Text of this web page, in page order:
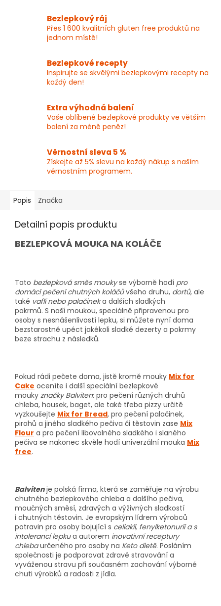
Bezlepkový ráj
Přes 1 600 kvalitních gluten free produktů na
jednom místě!
Bezlepkové recepty
Inspirujte se skvělými bezlepkovými recepty na
každý den!
Extra výhodná balení
Vaše oblíbené bezlepkové produkty ve větším
balení za méně peněz!
Věrnostní sleva 5 %
Získejte až 5% slevu na každý nákup s naším
věrnostním programem.
Popis Značka
Detailní popis produktu
BEZLEPKOVÁ MOUKA NA KOLÁČE
Tato bezlepková směs moukyse výborně hodí pro
domácí pečení chutných koláčů všeho druhu, dortů, ale
také vaflí nebo palačinek a dalších sladkých
pokrmů. S naší moukou, speciálně připravenou pro
osoby s nesnášenlivostí lepku, si můžete nyní doma
bezstarostně upéct jakékoli sladké dezerty a pokrmy
beze strachu z následků.
Pokud rádi pečete doma, jistě kromě mouky Mix for
Cake oceníte i další speciální bezlepkové
mouky značky Balviten: pro pečení různých druhů
chleba, housek, baget, ale také třeba pizzy určitě
vyzkoušejte Mix for Bread, pro pečení palačinek,
pirohů a jiného sladkého pečiva či těstovin zase Mix
Flour a pro pečení libovolného sladkého i slaného
pečiva se nakonec skvěle hodí univerzální mouka Mix
free.
Balviten je polská firma, která se zaměřuje na výrobu
chutného bezlepkového chleba a dalšího pečiva,
moučných směsí, zdravých a výživných sladkostí
i chutných těstovin. Je evropským lídrem výrobců
potravin pro osoby bojující s celiakií, fenylketonurií a s
intolerancí lepku a autorem inovativní receptury
chleba určeného pro osoby na Keto dietě. Posláním
společnosti je podporovat zdravé stravování a
vyváženou stravu při současném zachování výborné
chuti výrobků a radosti z jídla.